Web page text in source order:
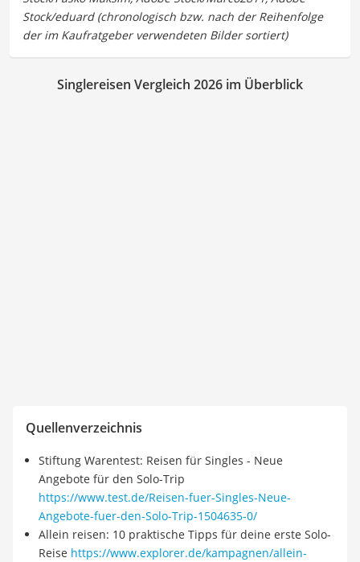
Singlereisen Vergleich 2026 im Überblick
Quellenverzeichnis
Stiftung Warentest: Reisen für Singles - Neue
Angebote für den Solo-Trip
https://www.test.de/Reisen-fuer-Singles-Neue-
Angebote-fuer-den-Solo-Trip-1504635-0/
Allein reisen: 10 praktische Tipps für deine erste Solo-
Reise https://www.explorer.de/kampagnen/allein-